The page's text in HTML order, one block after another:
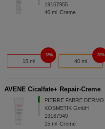
19167955
40 ml Creme
15 ml
28%
40 ml
20%
AVENE Cicalfate+ Repair-Creme
PIERRE FABRE DERMO
KOSMETIK GmbH
19167949
15 ml Creme